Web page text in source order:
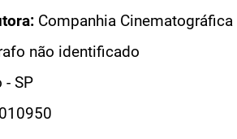
Companhia Cinematográfica
não identificado
- SP
010950